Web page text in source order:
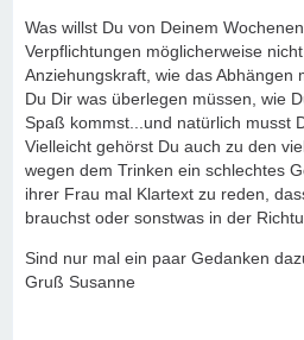
Was willst Du von Deinem
Verpflichtungen möglicherweise
Anziehungskraft, wie das Abhängen
Du Dir was überlegen müssen, wie
Spaß kommst...und natürlich musst
Vielleicht gehörst Du auch zu den
wegen dem Trinken ein schlechtes
ihrer Frau mal Klartext zu reden,
brauchst oder sonstwas in der
Sind nur mal ein paar Gedanken
Gruß Susanne